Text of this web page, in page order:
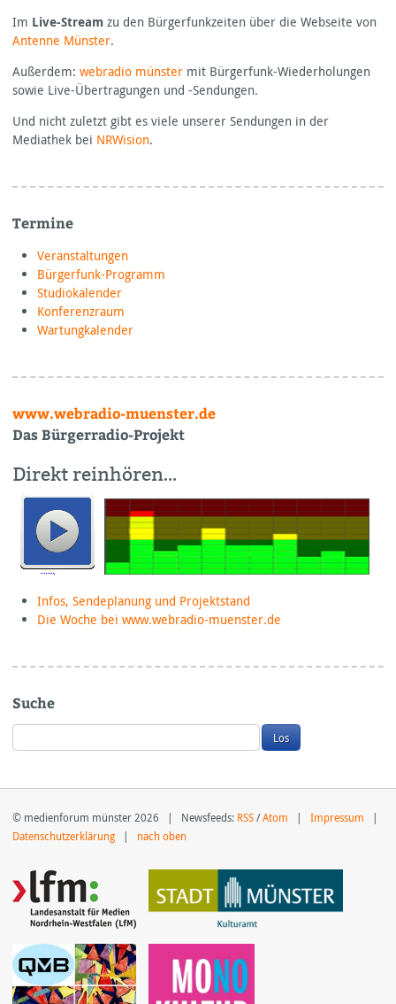
Im Live-Stream zu den Bürgerfunkzeiten über die Webseite von
Antenne Münster.
Außerdem: webradio münster mit Bürgerfunk-Wiederholungen
sowie Live-Übertragungen und -Sendungen.
Und nicht zuletzt gibt es viele unserer Sendungen in der
Mediathek bei NRWision.
Termine
Veranstaltungen
Bürgerfunk-Programm
Studiokalender
Konferenzraum
Wartungkalender
www.webradio-muenster.de
Das Bürgerradio-Projekt
Direkt reinhören…
Infos, Sendeplanung und Projektstand
Die Woche bei www.webradio-muenster.de
Suche
© medienforum münster 2026 | Newsfeeds: RSS/Atom | Impressum |
Datenschutzerklärung | nach oben